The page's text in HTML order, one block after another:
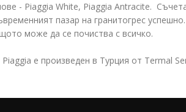
- Piaggia White, Piaggia Antracite.
пазар на гранитогрес
може да се почиства с всичко.
е произведен в Турция от Termal